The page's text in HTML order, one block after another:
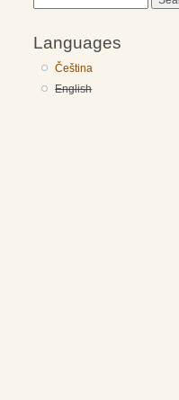
Languages
Čeština
English